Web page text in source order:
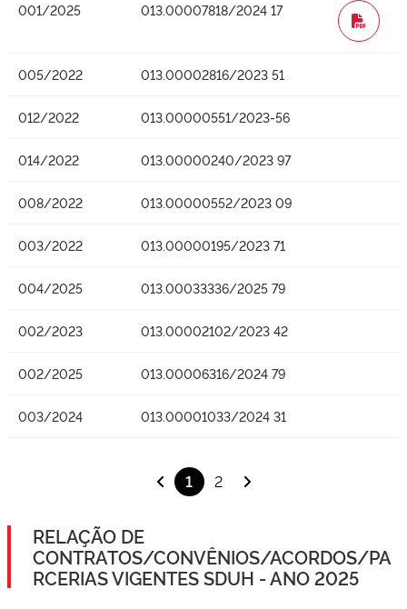
001/2025 013.00007818/2024 17
WORD
005/2022 013.00002816/2023 51
012/2022 013.00000551/2023-56
014/2022 013.00000240/2023 97
008/2022 013.00000552/2023 09
003/2022 013.00000195/2023 71
004/2025 013.00033336/2025 79
002/2023 013.00002102/2023 42
002/2025 013.00006316/2024 79
003/2024 013.00001033/2024 31
1 2
RELAÇÃO DE
CONTRATOS/CONVÊNIOS/ACORDOS/PA
RCERIAS VIGENTES SDUH - ANO 2025